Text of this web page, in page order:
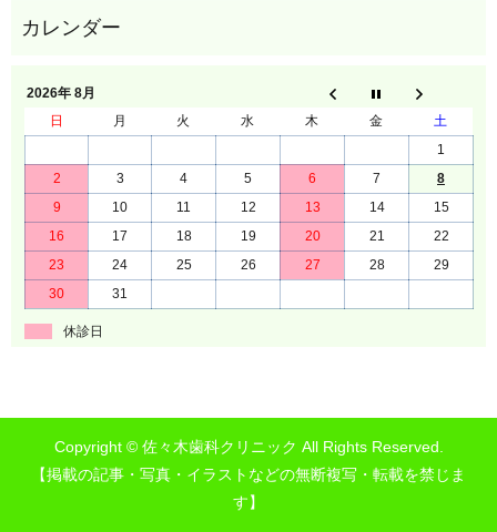
2026年 8月
日
月 火 水 木 金
土
1
2
3 4 5 6 7
8
9
10 11 12 13 14
15
16
17 18 19 20 21
22
23
24 25 26 27 28
29
30
31
休診日
Copyright © 佐々木歯科クリニック All Rights Reserved.
【掲載の記事・写真・イラストなどの無断複写・転載を禁じま
す】